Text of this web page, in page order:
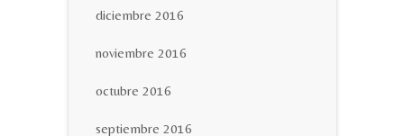
diciembre 2016
noviembre 2016
octubre 2016
septiembre 2016